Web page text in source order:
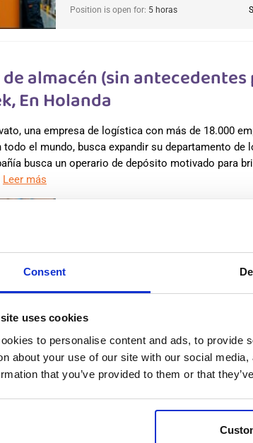
Consent
uses cookies
to personalise content and ads, to provide
about your use of our site with our social
that you’ve provided to them or that
Position is open for: 5 horas
almacén (sin antecedentes
En Holanda
una empresa de logística con más de 18.000
todo el mundo, busca expandir su departamento de
busca un operario de depósito motivado para
Leer más
En Holanda
Producción de Metal (con
En Holanda
cliente busca un/a Operario/a de Producción para
de trabajo dinámico. Si te desenvuelves bien